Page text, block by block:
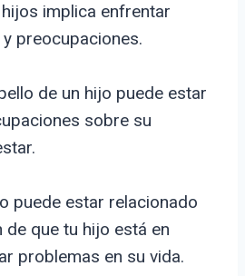
implica enfrentar
preocupaciones.
de un hijo puede estar
sobre su
puede estar relacionado
que tu hijo está en
problemas en su vida.